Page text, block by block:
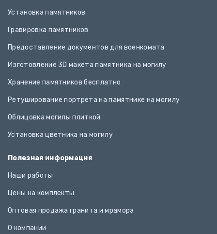
Установка памятников
Гравировка памятников
Предоставление документов для военкомата
Изготовление 3D макета памятника на могилу
Хранение памятников бесплатно
Ретуширование портрета на памятнике на могилу
Облицовка могилы плиткой
Установка цветника на могилу
Полезная информация
Наши работы
Цены на комплекты
Оптовая продажа гранита и мрамора
О компании